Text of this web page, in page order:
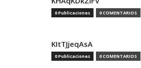
0 Publicaciones 0 COMENTARIOS
KItTJjeqAsA
0 Publicaciones 0 COMENTARIOS